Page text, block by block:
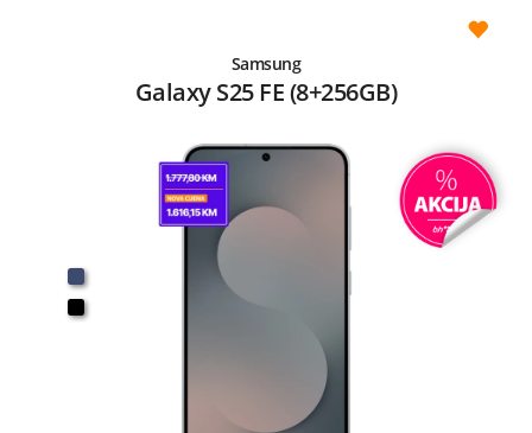
Samsung
Galaxy S25 FE (8+256GB)